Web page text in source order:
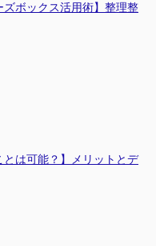
ズボックス活用術】整理整
とは可能？】メリットとデ